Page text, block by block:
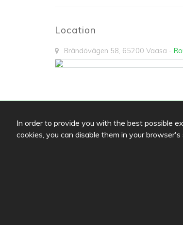
In order to provide you with the best possible
cookies, you can disable them in your browser's
Location
Brändövägen 58 65200 Vaasa -
Options